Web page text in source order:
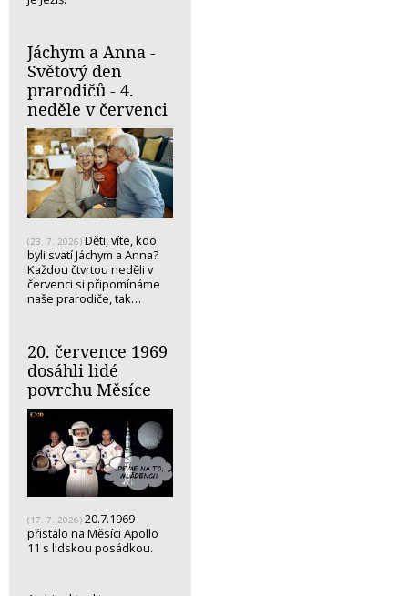
Jáchym a Anna -
Světový den
prarodičů - 4.
neděle v červenci
(23. 7. 2026) Děti, víte, kdo
byli svatí Jáchym a Anna?
Každou čtvrtou neděli v
červenci si připomínáme
naše prarodiče, tak…
20. července 1969
dosáhli lidé
povrchu Měsíce
(17. 7. 2026) 20.7.1969
přistálo na Měsíci Apollo
11 s lidskou posádkou.